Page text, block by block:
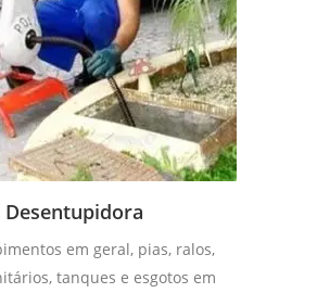
Desentupidora
em geral, pias, ralos,
tanques e esgotos em